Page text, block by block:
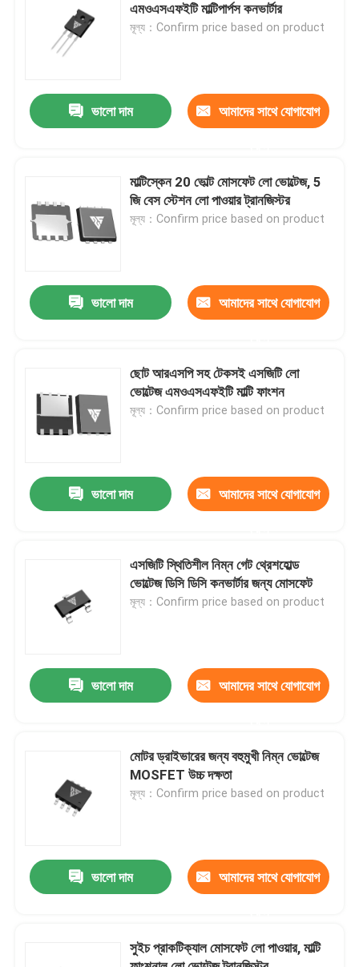
বাড়ি
আমাদের সম্পর্কে
মান নিয়ন্ত্রণ
উদ্ধৃতির জন্য আবেদন
সিলিকন কার্বাইড MOSFET
এমওএসএফইটি মাল্টিপার্পস কনভার্টার
মূল্য：Confirm price based on product
ভালো দাম আমাদের সাথে যোগাযোগ
মাল্টিস্কেন 20 ভোল্ট মোসফেট লো ভোল্টেজ, 5
জি বেস স্টেশন লো পাওয়ার ট্রানজিস্টর
মূল্য：Confirm price based on product
ভালো দাম আমাদের সাথে যোগাযোগ
ছোট আরএসপি সহ টেকসই এসজিটি লো
ভোল্টেজ এমওএসএফইটি মাল্টি ফাংশন
মূল্য：Confirm price based on product
ভালো দাম আমাদের সাথে যোগাযোগ
এসজিটি স্থিতিশীল নিম্ন গেট থ্রেশহোল্ড
ভোল্টেজ ডিসি ডিসি কনভার্টার জন্য মোসফেট
মূল্য：Confirm price based on product
ভালো দাম আমাদের সাথে যোগাযোগ
মোটর ড্রাইভারের জন্য বহুমুখী নিম্ন ভোল্টেজ
MOSFET উচ্চ দক্ষতা
মূল্য：Confirm price based on product
ভালো দাম আমাদের সাথে যোগাযোগ
সুইচ প্রাকটিক্যাল মোসফেট লো পাওয়ার, মাল্টি